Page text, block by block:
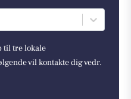
til tre lokale
vil kontakte dig vedr.